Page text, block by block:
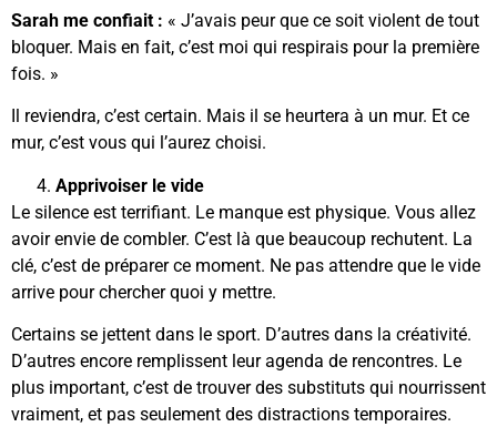
Sarah me confiait : « J’avais peur que ce soit violent de tout
bloquer. Mais en fait, c’est moi qui respirais pour la première
fois. »
Il reviendra, c’est certain. Mais il se heurtera à un mur. Et ce
mur, c’est vous qui l’aurez choisi.
Apprivoiser le vide
Le silence est terrifiant. Le manque est physique. Vous allez
avoir envie de combler. C’est là que beaucoup rechutent. La
clé, c’est de préparer ce moment. Ne pas attendre que le vide
arrive pour chercher quoi y mettre.
Certains se jettent dans le sport. D’autres dans la créativité.
D’autres encore remplissent leur agenda de rencontres. Le
plus important, c’est de trouver des substituts qui nourrissent
vraiment, et pas seulement des distractions temporaires.